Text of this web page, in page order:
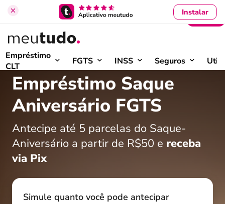
Instalar
Empréstimo
CLT
FGTS INSS Seguros
Entrar
Empréstimo Saque
Aniversário FGTS
Antecipe até 5 parcelas do Saque-
Aniversário a partir de R$50 e receba
via Pix
Simule quanto você pode antecipar